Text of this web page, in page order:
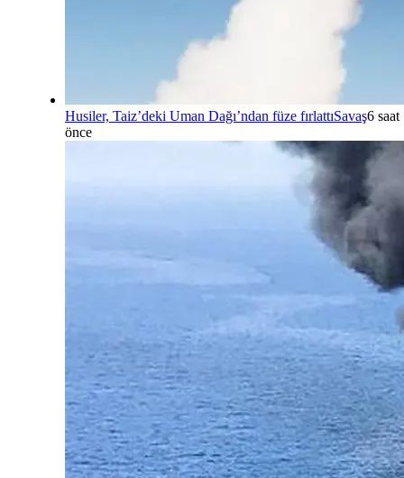
Husiler, Taiz’deki Uman Dağı’ndan füze fırlattıSavaş6 saat
önce